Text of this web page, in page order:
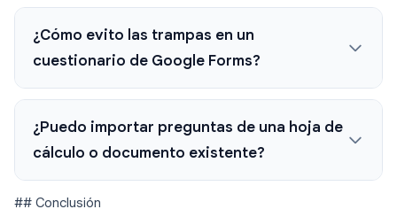
¿Cómo evito las trampas en un
cuestionario de Google Forms?
¿Puedo importar preguntas de una hoja de
cálculo o documento existente?
## Conclusión